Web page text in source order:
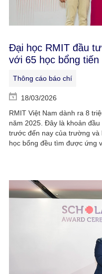
Đại học RMIT đầu
với 65 học bổng tiến
Thông cáo báo chí
18/03/2026
RMIT Việt Nam dành ra 8
năm 2025. Đây là khoản
trước đến nay của trường và
học bổng đều tìm được ứng